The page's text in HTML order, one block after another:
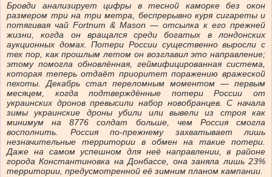
Бровди анализирует цифры в тесной каморке без окон
размером три на три метра, беспрерывно куря сигареты и
потягивая чай Fortnum & Mason — отсылка к его прежней
жизни, когда он вращался среди богатых в лондонских
аукционных домах. Потери России существенно выросли с
тех пор, как прошлым летом он возглавил это направление;
этому помогла обновлённая, геймифицированная система,
которая теперь отдаёт приоритет поражению вражеской
пехоты. Декабрь стал переломным моментом — первым
месяцем, когда подтверждённые потери России от
украинских дронов превысили набор новобранцев. С начала
зимы украинские дроны убили или вывели из строя как
минимум на 8776 солдат больше, чем Россия смогла
восполнить. Россия по-прежнему захватывает лишь
незначительные территории в обмен на такие потери.
Даже на самом успешном для неё направлении, в районе
города Константиновка на Донбассе, она заняла лишь 23%
территории, предусмотренной её зимним планом кампании.